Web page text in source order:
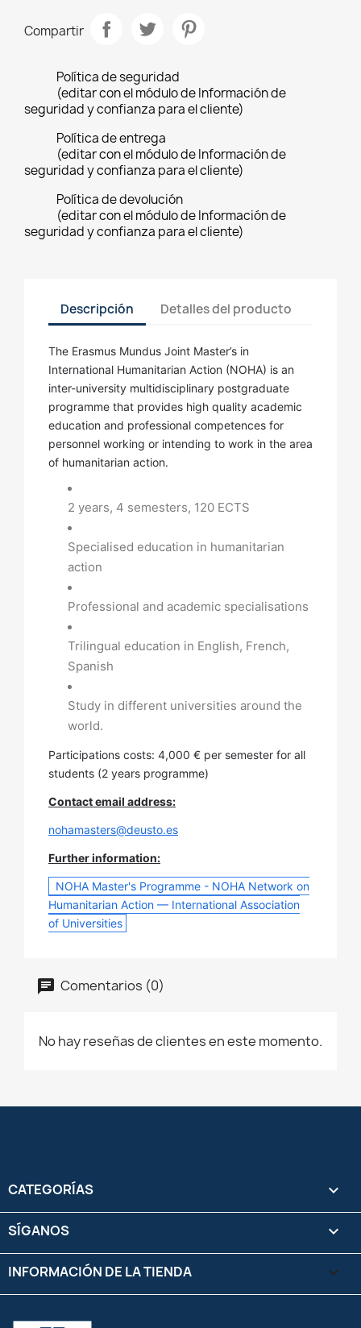
Compartir
Política de seguridad
(editar con el módulo de Información de
seguridad y confianza para el cliente)
Política de entrega
(editar con el módulo de Información de
seguridad y confianza para el cliente)
Política de devolución
(editar con el módulo de Información de
seguridad y confianza para el cliente)
Descripción Detalles del producto
The Erasmus Mundus Joint Master’s in
International Humanitarian Action (NOHA) is an
inter-university multidisciplinary postgraduate
programme that provides high quality academic
education and professional competences for
personnel working or intending to work in the area
of humanitarian action.
2 years, 4 semesters, 120 ECTS
Specialised education in humanitarian
action
Professional and academic specialisations
Trilingual education in English, French,
Spanish
Study in different universities around the
world.
Participations costs: 4,000 € per semester for all
students (2 years programme)
Contact email address:
nohamasters@deusto.es
Further information:
NOHA Master's Programme - NOHA Network on
Humanitarian Action — International Association
of Universities
Comentarios (0)
No hay reseñas de clientes en este momento.
CATEGORÍAS 
SÍGANOS 
INFORMACIÓN DE LA TIENDA keyboard_arrow_down